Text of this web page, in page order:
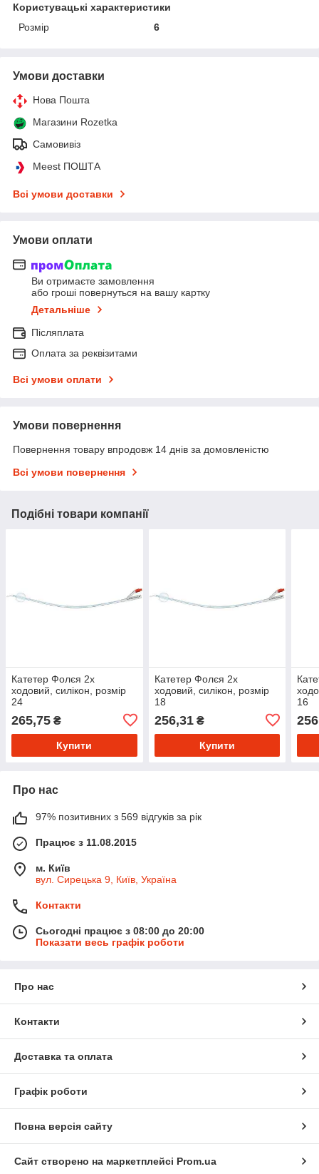
Користувацькі характеристики
Розмір
6
Умови доставки
Нова Пошта
Магазини Rozetka
Самовивіз
Meest ПОШТА
Всі умови доставки
Умови оплати
Ви отримаєте замовлення
або гроші повернуться на вашу картку
Детальніше
Післяплата
Оплата за реквізитами
Всі умови оплати
Умови повернення
Повернення товару впродовж 14 днів за домовленістю
Всі умови повернення
Подібні товари компанії
Катетер Фолєя 2х
ходовий, силікон, розмір
24
265,75 ₴
Купити
Катетер Фолєя 2х
ходовий, силікон, розмір
18
256,31₴
Купити
16
Про нас
97% позитивних з 569 відгуків за рік
Працює з 11.08.2015
м. Київ
вул. Сирецька 9, Київ, Україна
Контакти
Сьогодні працює з 08:00 до 20:00
Показати весь графік роботи
Про нас
Контакти
Доставка та оплата
Графік роботи
Повна версія сайту
Сайт створено на маркетплейсі Prom.ua